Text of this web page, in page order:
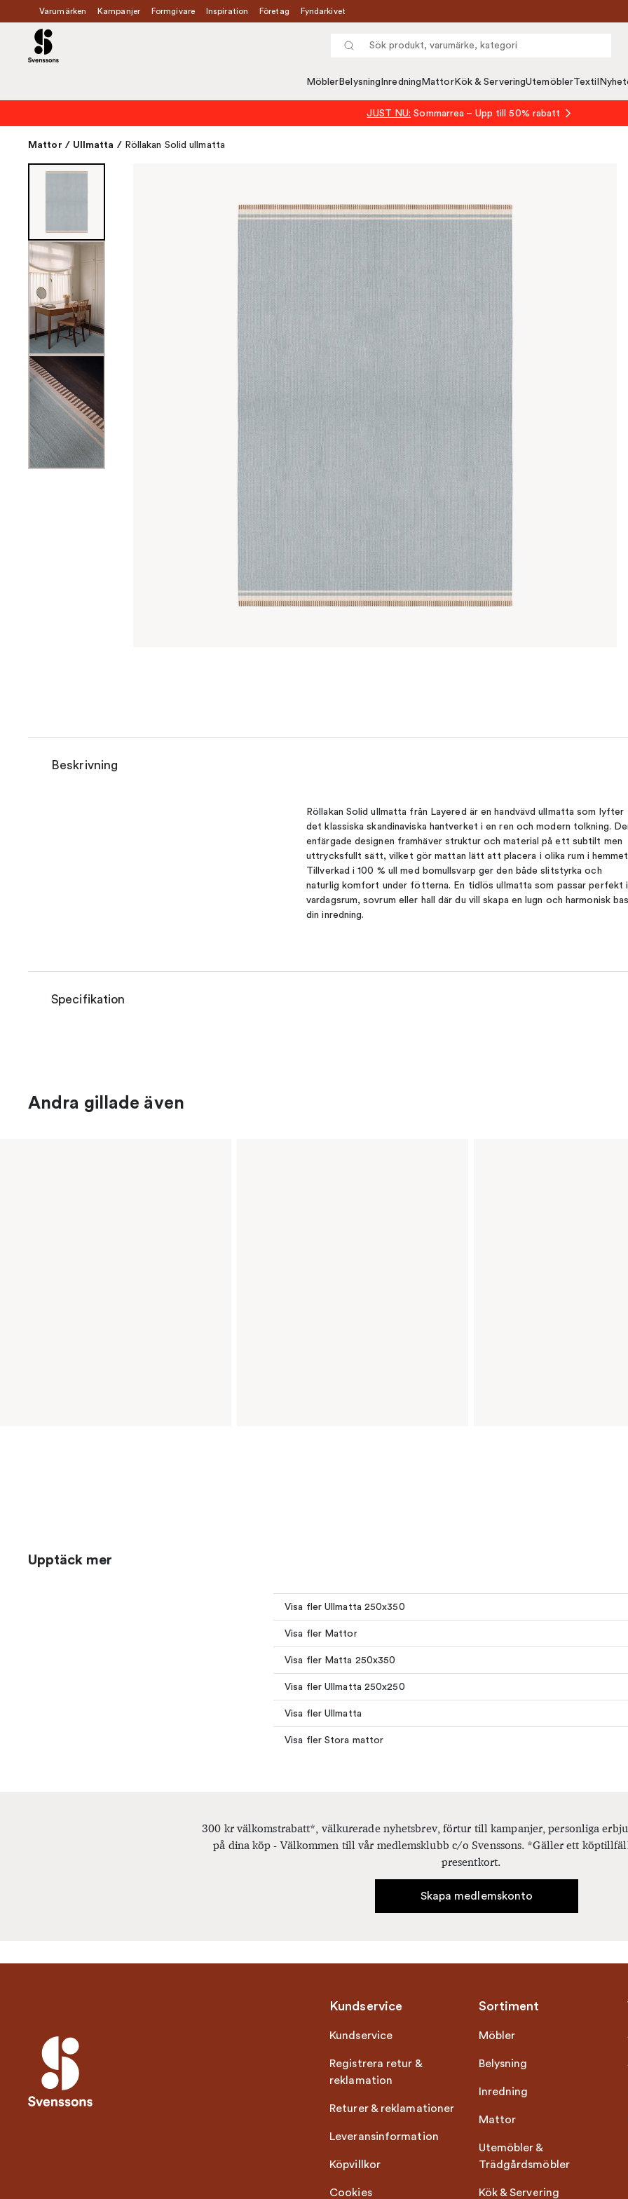
Varumärken Kampanjer Formgivare Inspiration Företag Fyndarkivet
Möbler Belysning Inredning MattorKök & ServeringUtemöblerTextil
JUST NU: Sommarrea – Upp till 50% rabatt
Mattor / Ullmatta / Röllakan Solid ullmatta
Beskrivning
Röllakan Solid ullmatta från Layered är en handvävd ullmatta som lyfter
det klassiska skandinaviska hantverket i en ren och modern tolkning.
enfärgade designen framhäver struktur och material på ett subtilt men
uttrycksfullt sätt, vilket gör mattan lätt att placera i olika rum i
Tillverkad i 100 % ull med bomullsvarp ger den både slitstyrka och
naturlig komfort under fötterna. En tidlös ullmatta som passar perfekt i
vardagsrum, sovrum eller hall där du vill skapa en lugn och harmonisk
din inredning.
Specifikation
Andra gillade även
Upptäck mer
Visa fler Ullmatta 250x350
Visa fler Mattor
Visa fler Matta 250x350
Visa fler Ullmatta 250x250
Visa fler Ullmatta
Visa fler Stora mattor
300 kr välkomstrabatt*, välkurerade nyhetsbrev, förtur till kampanjer, personliga
på dina köp - Välkommen till vår medlemsklubb c/o Svenssons. *Gäller ett
presentkort.
Skapa medlemskonto
Kundservice
Kundservice
Registrera retur &
reklamation
Returer & reklamationer
Leveransinformation
Köpvillkor
Cookies
Sortiment
Möbler
Belysning
Inredning
Mattor
Utemöbler &
Trädgårdsmöbler
Kök & Servering